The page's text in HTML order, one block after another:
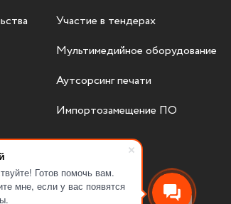
Готов помочь вам.
мне, если у вас появятся
Участие в тендерах
Мультимедийное оборудование
Аутсорсинг печати
Импортозамещение ПО